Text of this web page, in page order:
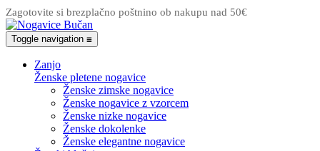
Zagotovite si brezplačno poštnino ob nakupu nad 50€
Toggle navigation ☰
Zanjo
Ženske pletene nogavice
Ženske zimske nogavice
Ženske nogavice z vzorcem
Ženske nizke nogavice
Ženske dokolenke
Ženske elegantne nogavice